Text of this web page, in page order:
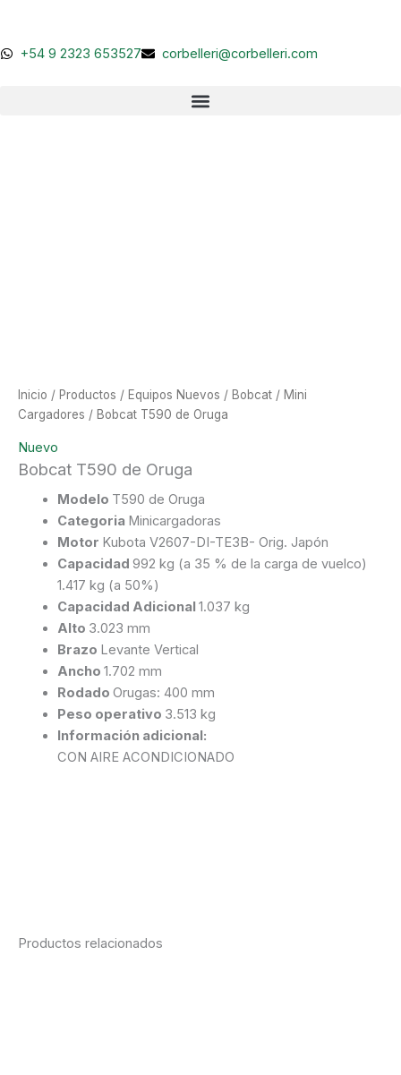
contenido
+54 9 2323 653527 corbelleri@corbelleri.com
Inicio / Productos / Equipos Nuevos / Bobcat / Mini
Cargadores / Bobcat T590 de Oruga
Nuevo
Bobcat T590 de Oruga
Modelo T590 de Oruga
Categoria Minicargadoras
Motor Kubota V2607-DI-TE3B- Orig. Japón
Capacidad 992 kg (a 35 % de la carga de vuelco)
1.417 kg (a 50%)
Capacidad Adicional 1.037 kg
Alto 3.023 mm
Brazo Levante Vertical
Ancho 1.702 mm
Rodado Orugas: 400 mm
Peso operativo 3.513 kg
Información adicional:
CON AIRE ACONDICIONADO
Productos relacionados